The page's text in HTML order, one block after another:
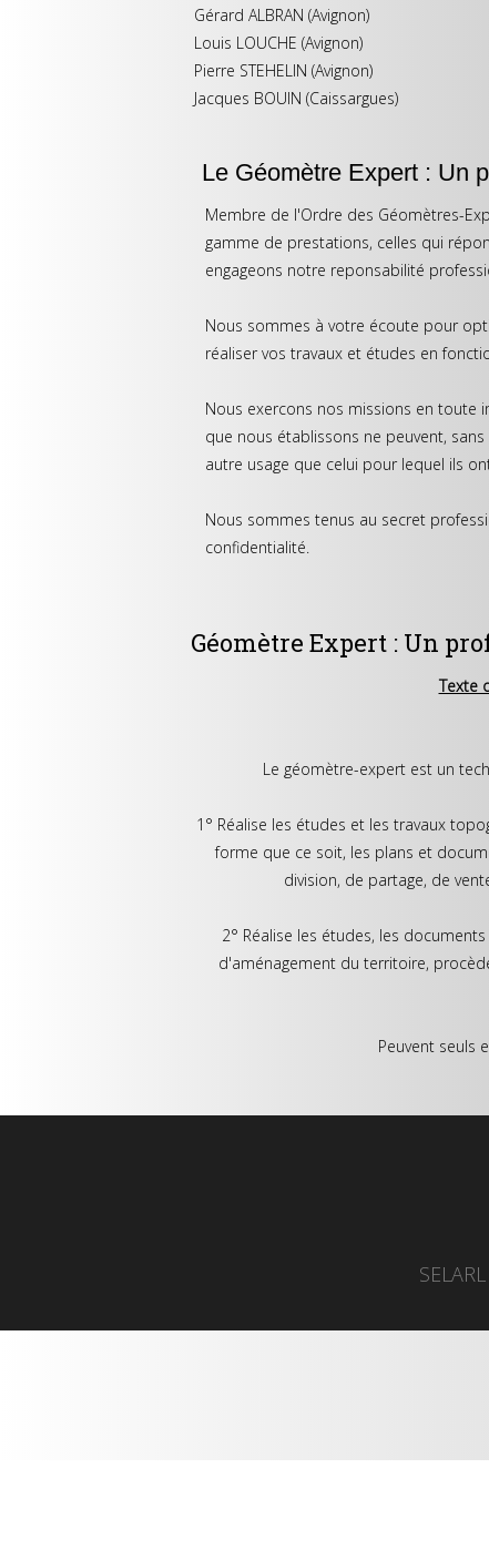
Gérard ALBRAN (Avignon)
Louis LOUCHE (Avignon)
Pierre STEHELIN (Avignon)
Jacques BOUIN (Caissargues)
Le Géomètre Expert : Un
Membre de l'Ordre des Géomètres-
gamme de prestations, celles qui
engageons notre reponsabilité
Nous sommes à votre écoute pour
réaliser vos travaux et études en
Nous exercons nos missions en toute
que nous établissons ne peuvent,
autre usage que celui pour lequel ils
Nous sommes tenus au secret
confidentialité.
Géomètre Expert : Un
Texte
Le géomètre-expert est un
1° Réalise les études et les travaux
forme que ce soit, les plans et
division, de partage, de
2° Réalise les études, les
d'aménagement du territoire,
Peuvent seuls